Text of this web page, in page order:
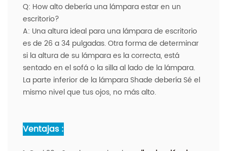
Q: How alto debería una lámpara estar en un
escritorio?
A: Una altura ideal para una lámpara de escritorio
es de 26 a 34 pulgadas. Otra forma de determinar
si la altura de su lámpara es la correcta, está
sentado en el sofá o la silla al lado de la lámpara.
La parte inferior de la lámpara Shade debería Sé el
mismo nivel que tus ojos, no más alto.
Ventajas :